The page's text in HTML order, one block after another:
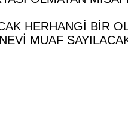
HERHANGİ BİR
MUAF